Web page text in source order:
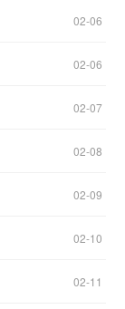
02-06
02-06
02-07
02-08
02-09
02-10
02-11